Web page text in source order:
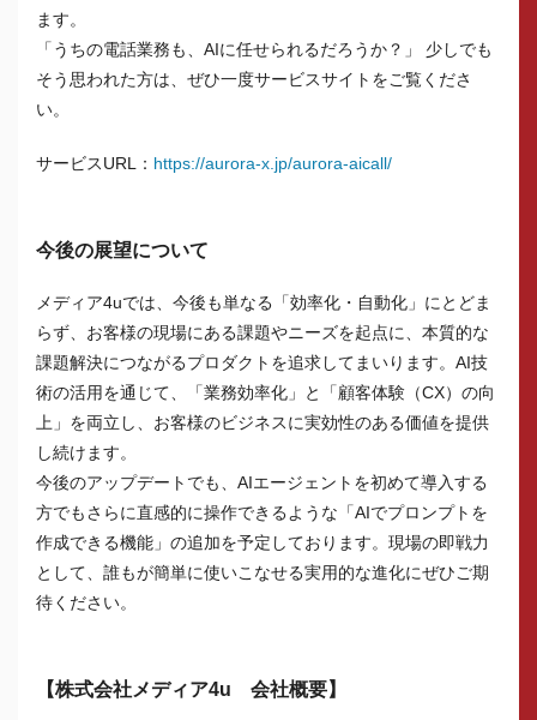
ます。
「うちの電話業務も、AIに任せられるだろうか？」 少しでも
そう思われた方は、ぜひ一度サービスサイトをご覧くださ
い。
サービスURL： https://aurora-x.jp/aurora-aicall/
今後の展望について
メディア4uでは、今後も単なる「効率化・自動化」にとどま
らず、お客様の現場にある課題やニーズを起点に、本質的な
課題解決につながるプロダクトを追求してまいります。AI技
術の活用を通じて、「業務効率化」と「顧客体験（CX）の向
上」を両立し、お客様のビジネスに実効性のある価値を提供
し続けます。
今後のアップデートでも、AIエージェントを初めて導入する
方でもさらに直感的に操作できるような「AIでプロンプトを
作成できる機能」の追加を予定しております。現場の即戦力
として、誰もが簡単に使いこなせる実用的な進化にぜひご期
待ください。
【株式会社メディア4u 会社概要】